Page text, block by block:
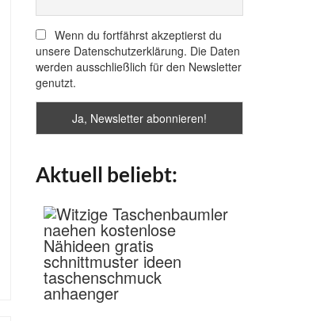
Wenn du fortfährst akzeptierst du
unsere Datenschutzerklärung. Die Daten
werden ausschließlich für den Newsletter
genutzt.
Aktuell beliebt: